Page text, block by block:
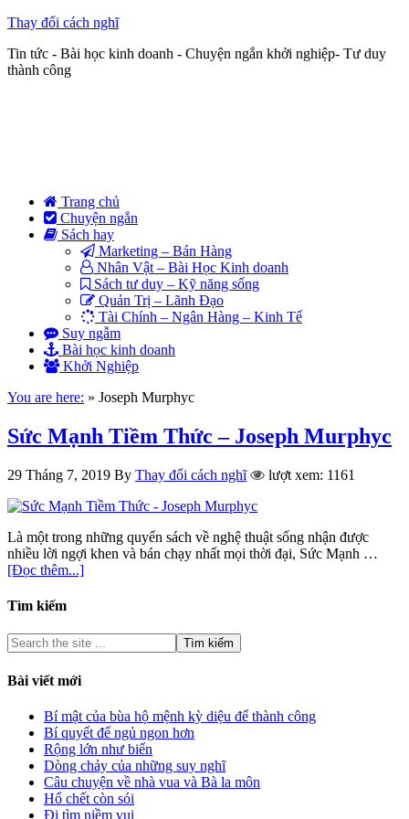
Thay đổi cách nghĩ
Tin tức - Bài học kinh doanh - Chuyện ngắn khởi nghiệp- Tư duy
thành công
Trang chủ
Chuyện ngắn
Sách hay
Marketing – Bán Hàng
Nhân Vật – Bài Học Kinh doanh
Sách tư duy – Kỹ năng sống
Quản Trị – Lãnh Đạo
Tài Chính – Ngân Hàng – Kinh Tế
Suy ngẫm
Bài học kinh doanh
Khởi Nghiệp
You are here: » Joseph Murphyc
Sức Mạnh Tiềm Thức – Joseph Murphyc
29 Tháng 7, 2019 By Thay đổi cách nghĩ lượt xem: 1161
Là một trong những quyển sách về nghệ thuật sống nhận được
nhiều lời ngợi khen và bán chạy nhất mọi thời đại, Sức Mạnh …
[Đọc thêm...]
Tìm kiếm
Bài viết mới
Bí mật của bùa hộ mệnh kỳ diệu để thành công
Bí quyết để ngủ ngon hơn
Rộng lớn như biển
Dòng chảy của những suy nghĩ
Câu chuyện về nhà vua và Bà la môn
Hổ chết còn sói
Đi tìm niềm vui